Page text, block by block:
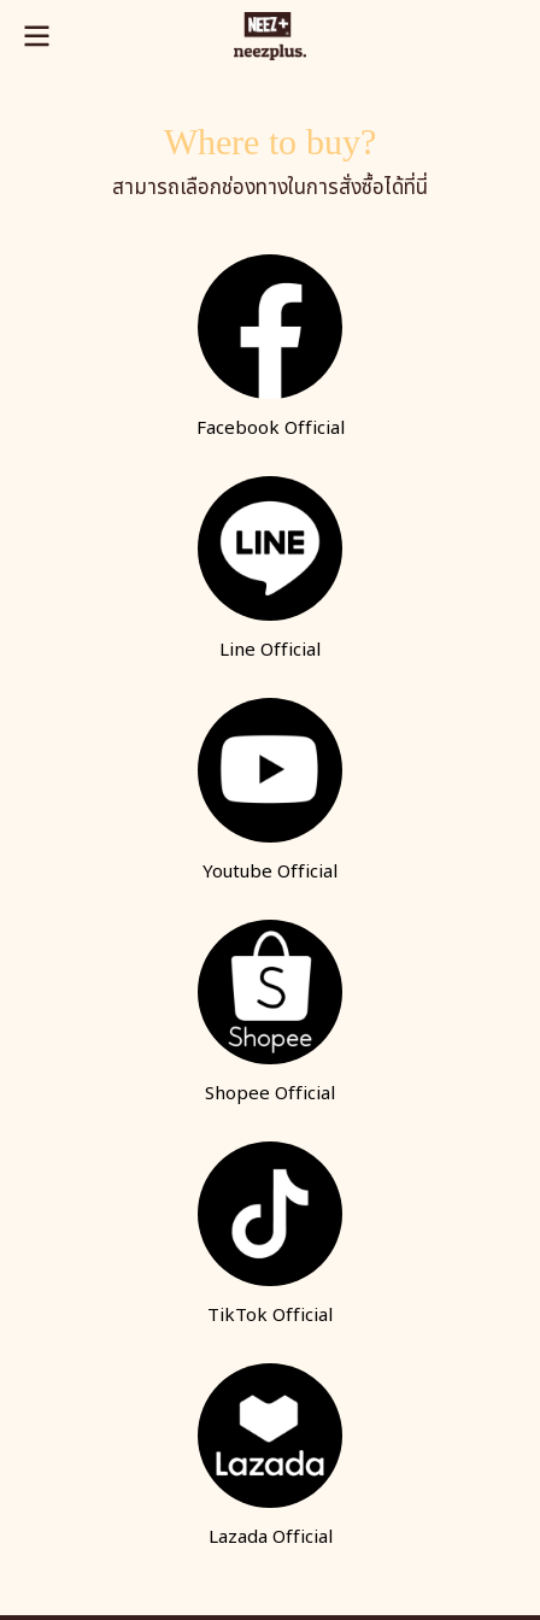
Where to buy?
สามารถเลือกช่องทางในการสั่งซื้อได้ที่นี่
Facebook Official
Line Official
Youtube Official
Shopee Official
TikTok Official
Lazada Official